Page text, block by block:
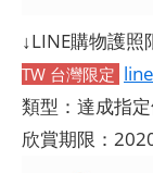
↓LINE購物護
TW 台灣限定
類型：達成指
欣賞期限：